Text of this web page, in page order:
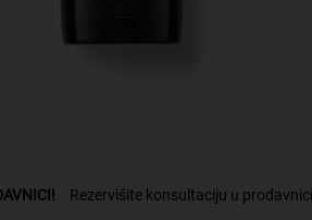
Rezervišite konsultaciju u